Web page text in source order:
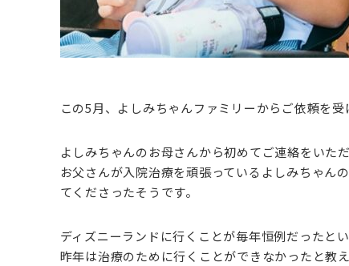
この5月、よしみちゃんファミリーからご依頼を
よしみちゃんのお母さんから初めてご連絡をいた
お父さんが入院治療を頑張っているよしみちゃん
てくださったそうです。
ディズニーランドに行くことが毎年恒例だったと
昨年は治療のために行くことができなかったと教